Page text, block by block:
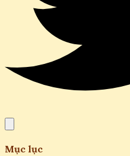
Mục lục